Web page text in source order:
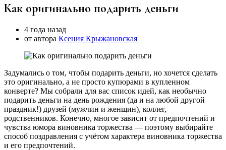
Как оригинально подарить деньги
4 года назад
от автора Ксения Крыжановская
Задумались о том, чтобы подарить деньги, но хочется сделать
это оригинально, а не просто купюрами в купленном
конверте? Мы собрали для вас список идей, как необычно
подарить деньги на день рождения (да и на любой другой
праздник!) друзей (мужчин и женщин), коллег,
родственников. Конечно, многое зависит от предпочтений и
чувства юмора виновника торжества — поэтому выбирайте
способ поздравления с учётом характера виновника торжества
и его предпочтений.